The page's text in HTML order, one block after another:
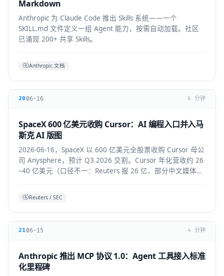
Markdown
Anthropic 为 Claude Code 推出 Skills 系统——一个
SKILL.md 文件定义一组 Agent 能力，按需自动加载。社区
已涌现 200+ 共享 Skills。
Anthropic 文档
2006-16 6 分钟
SpaceX 600 亿美元收购 Cursor：AI 编程入口并入马
斯克 AI 版图
2026-06-16，SpaceX 以 600 亿美元全股票收购 Cursor 母公
司 Anysphere，预计 Q3 2026 交割。Cursor 年化营收约 26
–40 亿美元（口径不一：Reuters 报 26 亿、部分中文媒体报
Reuters / SEC
2106-15 4 分钟
Anthropic 推出 MCP 协议 1.0：Agent 工具接入标准
化里程碑